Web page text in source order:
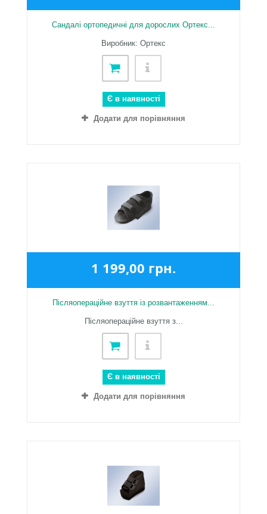
Сандалі ортопедичні для дорослих Ортекс...
Виробник: Ортекс
Є в наявності
Додати для порівняння
1 199,00 грн.
Післяопераційне взуття із розвантаженням...
Післяопераційне взуття з...
Є в наявності
Додати для порівняння